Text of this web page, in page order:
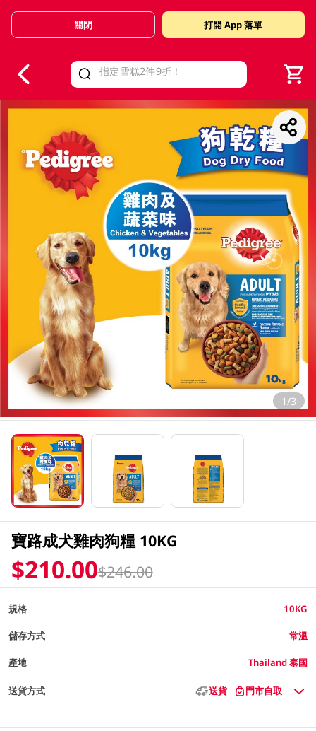
Valid Until 30 June 2026
關閉 打開 App 落單
1/3
寶路成犬雞肉狗糧 10KG
$210.00$246.00
規格 10KG
儲存方式 常溫
產地 Thailand 泰國
送貨方式 送貨 門市自取